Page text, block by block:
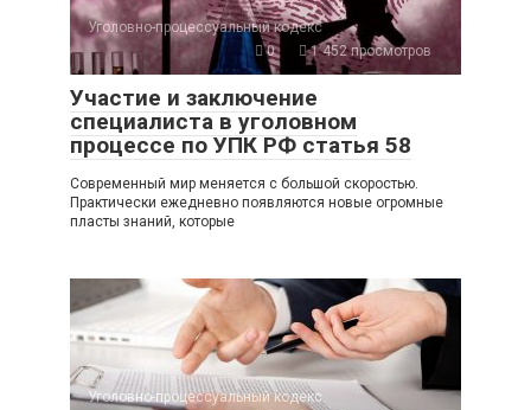
Уголовно-процессуальный кодекс
0
1 452 просмотров
Участие и заключение
специалиста в уголовном
процессе по УПК РФ статья 58
Современный мир меняется с большой скоростью.
Практически ежедневно появляются новые огромные
пласты знаний, которые
Уголовно-процессуальный кодекс